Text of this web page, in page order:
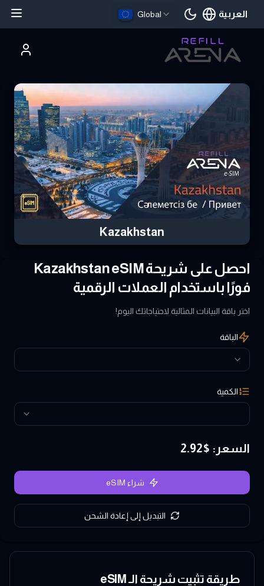
Global العربية
اللغة الحالية
Kazakhstan
احصل على شريحة Kazakhstan eSIM
فورًا باستخدام العملات الرقمية
اختر باقة البيانات المثالية لاحتياجاتك اليوم!
الباقة
الكمية
السعر : $
2.92
شراء eSIM
التبديل إلى إعادة الشحن
طريقة تثبيت شريحة الـ eSIM